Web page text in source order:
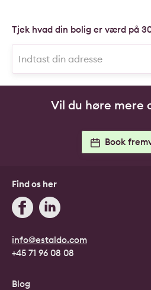
Tjek hvad din bolig er værd på
Vil du høre mere
Book
info@estaldo.com
+45 71 96 08 08
Find os her
Blog